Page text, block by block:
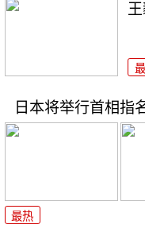
日本将举行首相指
最热